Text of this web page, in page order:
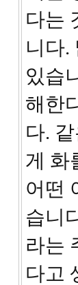
다는
니다.
있습
해한
다.
게 화
어떤
습니
라는
다고